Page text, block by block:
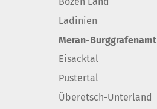
Ladinien
Meran-Burggrafenamt
Eisacktal
Pustertal
Überetsch-Unterland